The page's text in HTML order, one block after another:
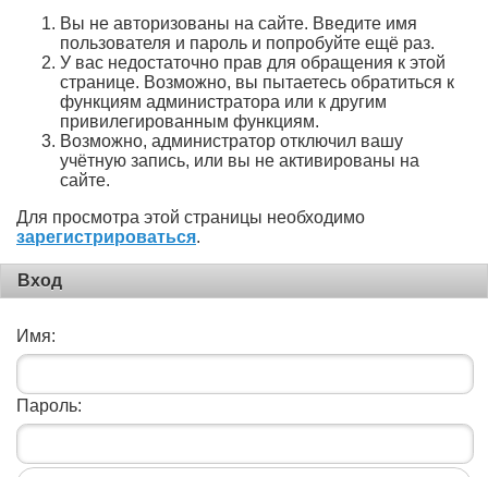
Вы не авторизованы на сайте. Введите имя
пользователя и пароль и попробуйте ещё раз.
У вас недостаточно прав для обращения к этой
странице. Возможно, вы пытаетесь обратиться к
функциям администратора или к другим
привилегированным функциям.
Возможно, администратор отключил вашу
учётную запись, или вы не активированы на
сайте.
Для просмотра этой страницы необходимо
зарегистрироваться.
Вход
Имя:
Пароль: